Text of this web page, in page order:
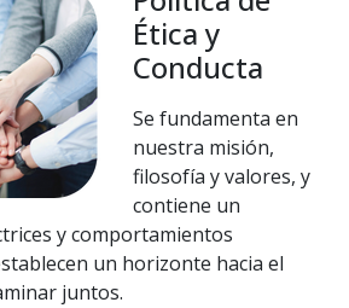
Ética y
Conducta
Se fundamenta en
nuestra misión,
filosofía y valores, y
contiene un
y comportamientos
un horizonte hacia el
juntos.